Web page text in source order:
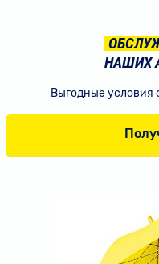
НАШИХ
Выгодные условия